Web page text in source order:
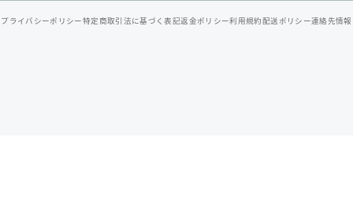
プライバシーポリシー特定商取引法に基づく表記返金ポリシー利用規約配送ポリシー連絡先情報